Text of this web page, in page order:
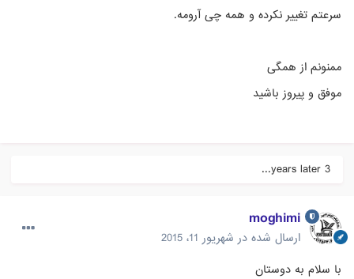
سرعتم تغییر نکرده و همه چی آرومه.
ممنونم از همگی
موفق و پیروز باشید
3 years later...
moghimi
ارسال شده در شهریور 11، 2015
با سلام به دوستان